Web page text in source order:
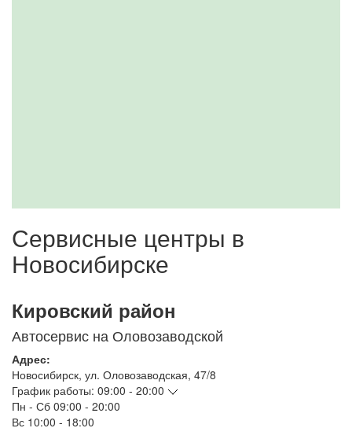
Сервисные центры в
Новосибирске
Кировский район
Автосервис на Оловозаводской
Адрес:
Новосибирск, ул. Оловозаводская, 47/8
График работы: 09:00 - 20:00
Пн - Сб 09:00 - 20:00
Вс 10:00 - 18:00